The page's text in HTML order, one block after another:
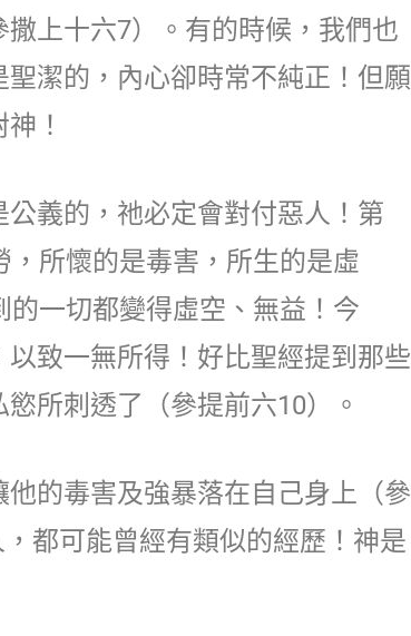
上十六7）。有的時候，我們也
潔的，內心卻時常不純正！但願
！
義的，祂必定會對付惡人！第
所懷的是毒害，所生的是虛
一切都變得虛空、無益！今
致一無所得！好比聖經提到那些
所刺透了（參提前六10）。
的毒害及強暴落在自己身上（參
都可能曾經有類似的經歷！神是